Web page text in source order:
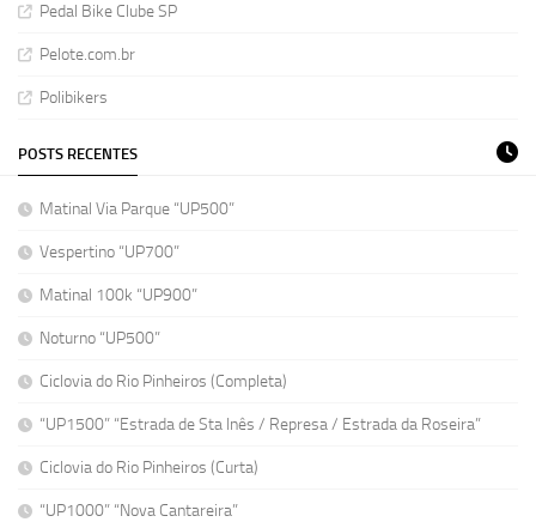
Pedal Bike Clube SP
Pelote.com.br
Polibikers
POSTS RECENTES
Matinal Via Parque “UP500”
Vespertino “UP700”
Matinal 100k “UP900”
Noturno “UP500”
Ciclovia do Rio Pinheiros (Completa)
“UP1500” “Estrada de Sta Inês / Represa / Estrada da Roseira”
Ciclovia do Rio Pinheiros (Curta)
“UP1000” “Nova Cantareira”